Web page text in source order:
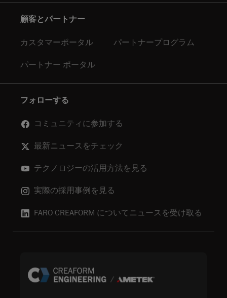
顧客とパートナー
カスタマーポータル パートナープログラム
パートナー ポータル
フォローする
コミュニティに参加する
最新ニュースをチェック
テクノロジーの活用方法を見る
実際の採用事例を見る
FARO CREAFORM についてニュースを受け取る